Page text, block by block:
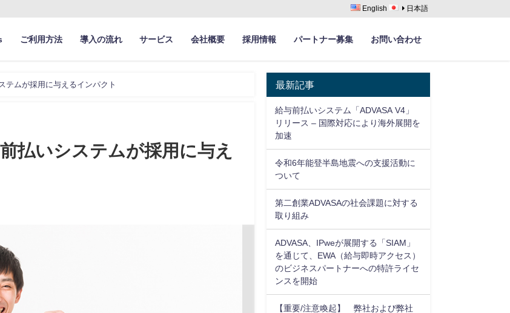
English 日本語
ご利用方法 導入の流れ サービス 会社概要 採用情報 パートナー募集 お問い合わせ
テムが採用に与えるインパクト
払いシステムが採用に与え
最新記事
給与前払いシステム「ADVASA V4」
リリース – 国際対応により海外展開を
加速
令和6年能登半島地震への支援活動に
ついて
第二創業ADVASAの社会課題に対する
取り組み
ADVASA、IPweが展開する「SIAM」
を通じて、EWA（給与即時アクセス）
のビジネスパートナーへの特許ライセ
ンスを開始
【重要/注意喚起】 弊社および弊社